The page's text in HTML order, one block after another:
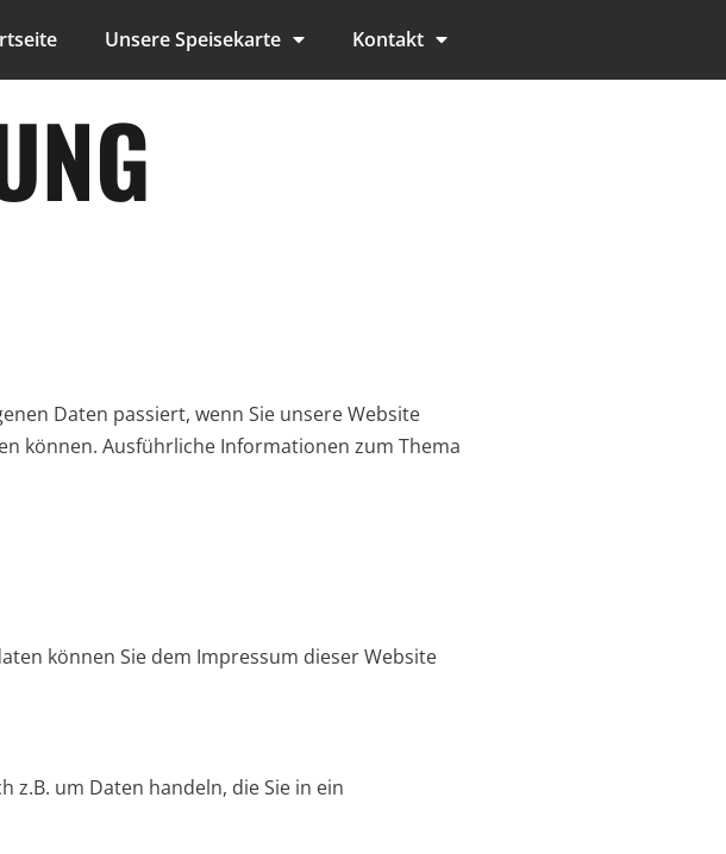
Unsere Speisekarte Kontakt
Daten passiert, wenn Sie unsere Website
können. Ausführliche Informationen zum Thema
können Sie dem Impressum dieser Website
z.B. um Daten handeln, die Sie in ein